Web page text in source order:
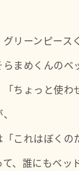
リーンピース
らまめくんのベ
ちょっと使わ
これはぼくの
、誰にもベッ